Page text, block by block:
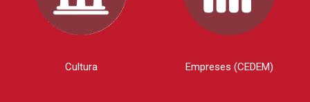
Cultura Empreses (CEDEM)